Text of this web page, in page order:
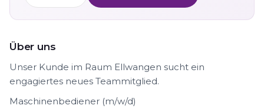
Über uns
Unser Kunde im Raum Ellwangen sucht ein
engagiertes neues Teammitglied.
Maschinenbediener (m/w/d)